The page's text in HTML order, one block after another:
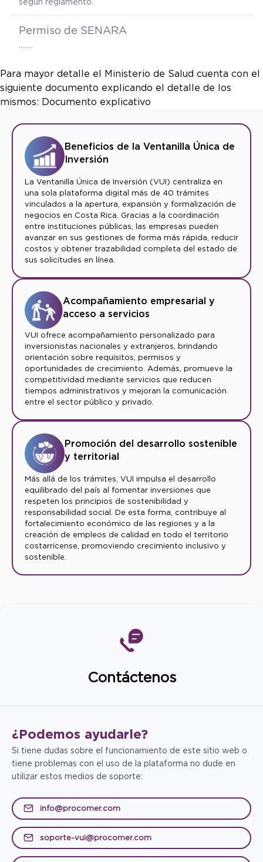
Permiso de SENARA
Para mayor detalle el Ministerio de Salud cuenta con el
siguiente documento explicando el detalle de los
mismos: Documento explicativo
Beneficios de la Ventanilla Única de
Inversión
La Ventanilla Única de Inversión (VUI) centraliza en
una sola plataforma digital más de 40 trámites
vinculados a la apertura, expansión y formalización de
negocios en Costa Rica. Gracias a la coordinación
entre instituciones públicas, las empresas pueden
avanzar en sus gestiones de forma más rápida, reducir
costos y obtener trazabilidad completa del estado de
sus solicitudes en línea.
Acompañamiento empresarial y
acceso a servicios
VUI ofrece acompañamiento personalizado para
inversionistas nacionales y extranjeros, brindando
orientación sobre requisitos, permisos y
oportunidades de crecimiento. Además, promueve la
competitividad mediante servicios que reducen
tiempos administrativos y mejoran la comunicación
entre el sector público y privado.
Promoción del desarrollo sostenible
y territorial
Más allá de los trámites, VUI impulsa el desarrollo
equilibrado del país al fomentar inversiones que
respeten los principios de sostenibilidad y
responsabilidad social. De esta forma, contribuye al
fortalecimiento económico de las regiones y a la
creación de empleos de calidad en todo el territorio
costarricense, promoviendo crecimiento inclusivo y
sostenible.
Contáctenos
¿Podemos ayudarle?
Si tiene dudas sobre el funcionamiento de este sitio web o
tiene problemas con el uso de la plataforma no dude en
utilizar estos medios de soporte:
info@procomer.com
soporte-vui@procomer.com